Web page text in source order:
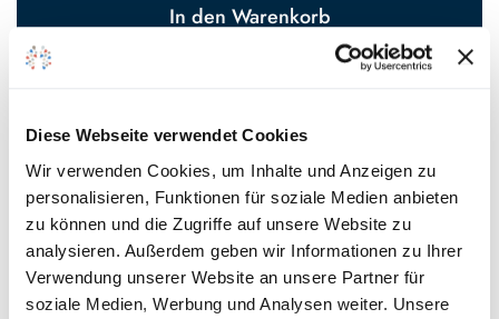
Diese Webseite verwendet Cookies
Wir verwenden Cookies, um Inhalte und Anzeigen zu
personalisieren, Funktionen für soziale Medien anbieten
zu können und die Zugriffe auf unsere Website zu
analysieren. Außerdem geben wir Informationen zu Ihrer
Verwendung unserer Website an unsere Partner für
soziale Medien, Werbung und Analysen weiter. Unsere
In den Warenkorb
Sofort verfügbar, Lieferzeit 2 - 5 Tage*
* Gilt für Lieferungen innerhalb Deutschlands, Lieferzeiten für andere
Länder entnehmen Sie bitte unserenVersandinformationen
Technische Details und Hinweise